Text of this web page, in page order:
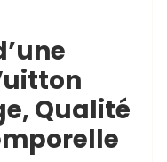
Qualité